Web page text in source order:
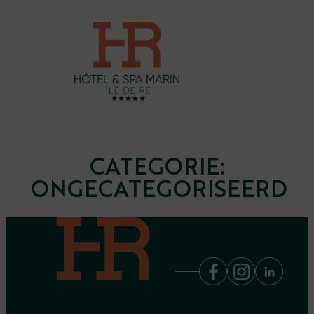
CATEGORIE:
ONGECATEGORISEERD